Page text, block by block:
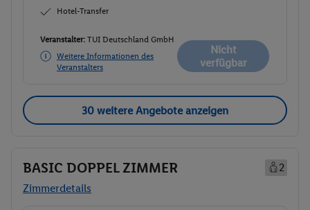
Hotel-Transfer
Veranstalter: TUI Deutschland GmbH
Weitere Informationen des
Veranstalters
Nicht
verfügbar
30 weitere Angebote anzeigen
BASIC DOPPEL ZIMMER
2
Zimmerdetails